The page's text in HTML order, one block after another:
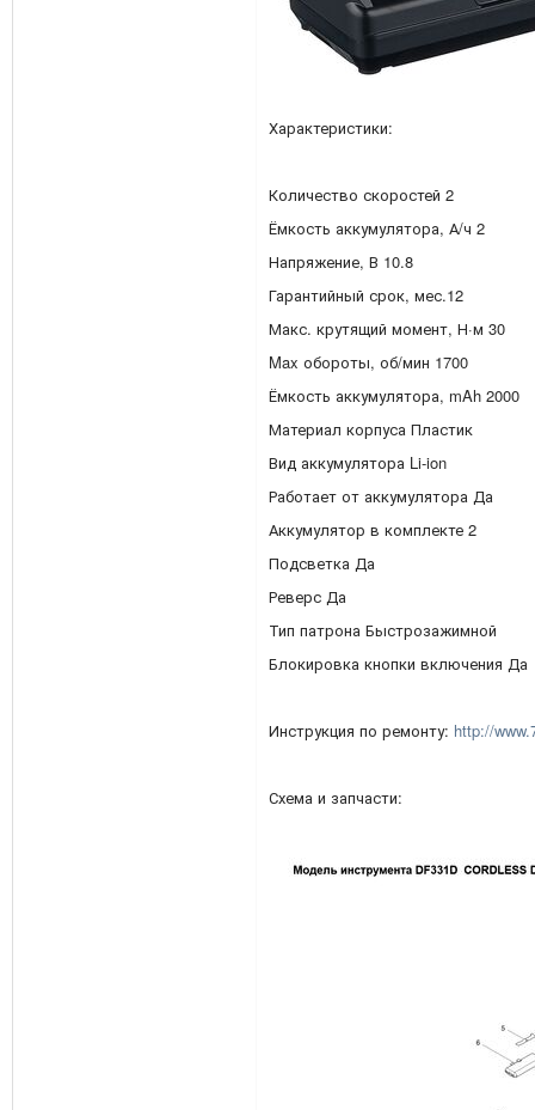
Характеристики:
Количество скоростей 2
Ёмкость аккумулятора, А/ч 2
Напряжение, В 10.8
Гарантийный срок, мес.12
Макс. крутящий момент, Н·м 30
Max обороты, об/мин 1700
Ёмкость аккумулятора, mAh 2000
Материал корпуса Пластик
Вид аккумулятора Li-ion
Работает от аккумулятора Да
Аккумулятор в комплекте 2
Подсветка Да
Реверс Да
Тип патрона Быстрозажимной
Блокировка кнопки включения Да
Инструкция по ремонту: http://
Схема и запчасти: